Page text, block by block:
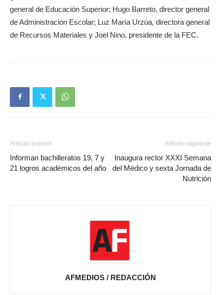
general de Educación Superior; Hugo Barreto, director general
de Administración Escolar; Luz María Urzúa, directora general
de Recursos Materiales y Joel Nino, presidente de la FEC.
Artículo anterior
Informan bachilleratos 19, 7 y
21 logros académicos del año
Artículo siguiente
Inaugura rector XXXI Semana
del Médico y sexta Jornada de
Nutrición
AFMEDIOS / REDACCIÓN